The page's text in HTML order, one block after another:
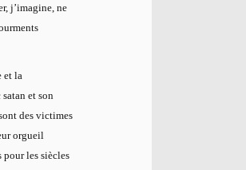
j’imagine, ne
et la
et son
des victimes
orgueil
pour les siècles